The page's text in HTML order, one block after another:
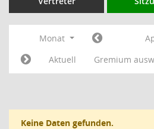
Monat
Aktuell
Gremium
Keine Daten gefunden.